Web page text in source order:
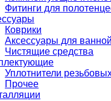
Фитинги для
Коврики
Аксессуары для ванной
Чистящие средства
Уплотнители
Прочее